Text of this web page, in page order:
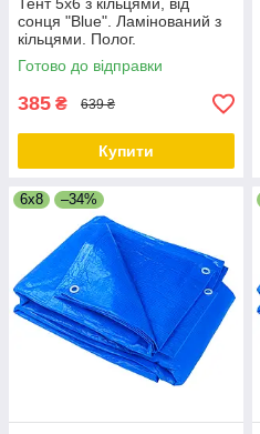
Тент 5х6 з кільцями, від
сонця "Blue". Ламінований з
кільцями. Полог.
Готово до відправки
385 ₴ 639 ₴
Купити
6x8 –34%